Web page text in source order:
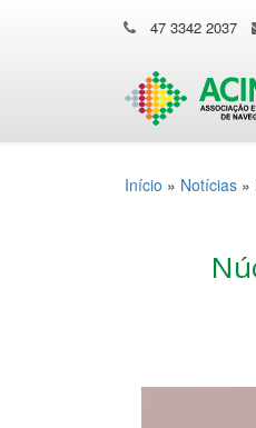
47 3342 2037
Início » Notícias »